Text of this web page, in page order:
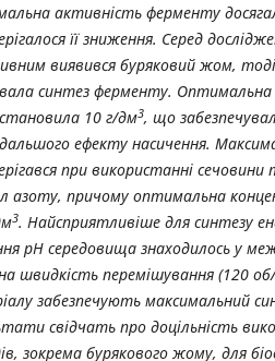
активність ферменту
її зниження. Серед
виявився буряковий жом,
синтез ферменту. Оптимальна
10 г/дм3, що
ефекту насичення.
при використанні
азоту, причому оптимальна
3. Найсприятливіше для синтезу
pH середовища знаходилось у
швидкість перемішування (120
забезпечують максимальний
свідчать про доцільність
зокрема бурякового жому, для